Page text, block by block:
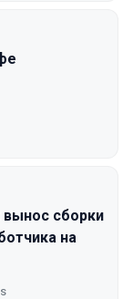
вынос сборки
на